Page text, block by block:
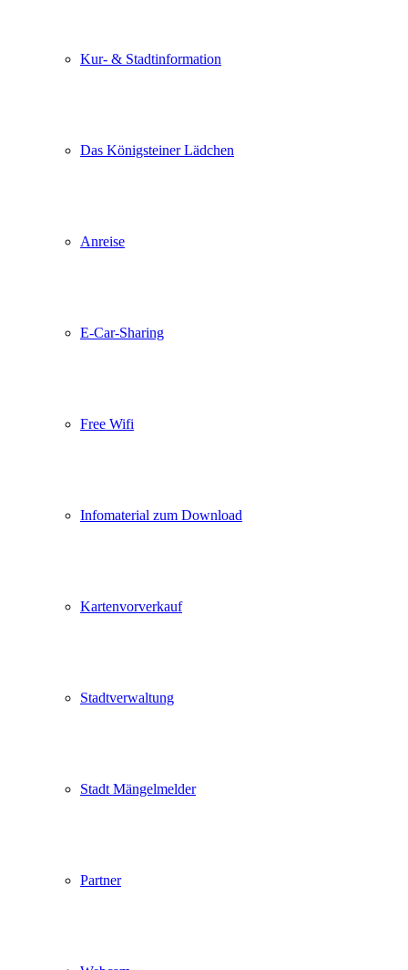
Kur- & Stadtinformation
Das Königsteiner Lädchen
Anreise
E-Car-Sharing
Free Wifi
Infomaterial zum Download
Kartenvorverkauf
Stadtverwaltung
Stadt Mängelmelder
Partner